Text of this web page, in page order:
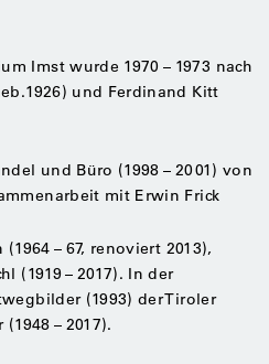
Imst wurde 1970 – 1973 nach
und Ferdinand Kitt
und Büro (1998 – 2001) von
mit Erwin Frick
– 67, renoviert 2013),
(1919 – 2017). In der
(1993) der Tiroler
– 2017).